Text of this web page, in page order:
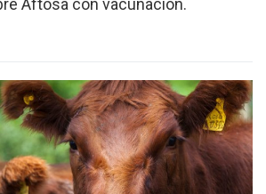
CORTES
Aftosa con vacunación.